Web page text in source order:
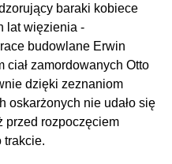
baraki kobiece
lat więzienia -
budowlane Erwin
ciał zamordowanych Otto
dzięki zeznaniom
oskarżonych nie udało się
przed rozpoczęciem
trakcie.